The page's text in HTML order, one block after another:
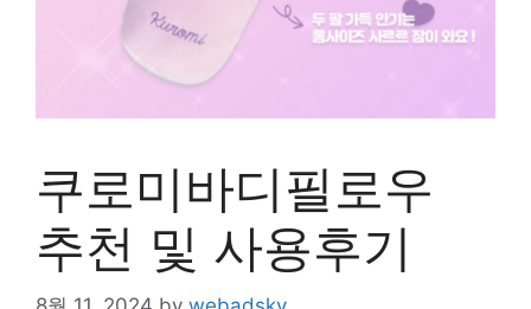
쿠로미바디필로우
추천 및 사용후기